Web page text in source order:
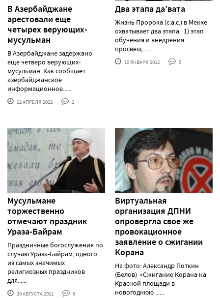
В Азербайджане
арестовали еще
четырех верующих-
мусульман
В Азербайджане задержано
еще четверо верующих-
мусульман. Как сообщает
азербайджанское
информационное......
12 АПРЕЛЯ'2012 2
Два этапа да’вата
Жизнь Пророка (с.а.с.) в Мекке
охватывает два этапа: 1) этап
обучения и внедрения
просвещ......
19 ЯНВАРЯ'2012 5
Мусульмане
торжественно
отмечают праздник
Ураза-Байрам
Праздничные богослужения по
случаю Ураза-Байрам, одного
из самых значимых
религиозных праздников
для......
30 АВГУСТА'2011 6
Виртуальная
организация ДПНИ
опровергла свое же
провокационное
заявление о сжигании
Корана
На фото: Александр Поткин
(Белов) «Сжигание Корана на
Красной площади в
новогоднюю ......